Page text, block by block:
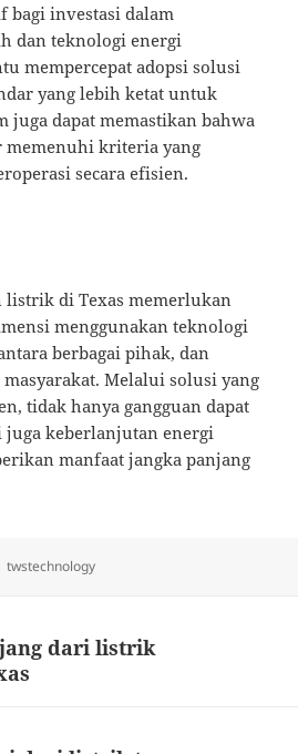
bagi investasi dalam
dan teknologi energi
mempercepat adopsi solusi
yang lebih ketat untuk
juga dapat memastikan bahwa
kriteria yang
secara efisien.
listrik di Texas memerlukan
menggunakan teknologi
berbagai pihak, dan
Melalui solusi yang
tidak hanya gangguan dapat
keberlanjutan energi
manfaat jangka panjang
Author
twstechnology
dari listrik